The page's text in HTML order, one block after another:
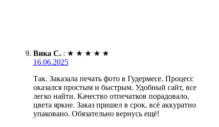
Вика С. : ★ ★ ★ ★ ★
16.06.2025
Так. Заказала печать фото в Гудермесе. Процесс
оказался простым и быстрым. Удобный сайт, все
легко найти. Качество отпечатков порадовало,
цвета яркие. Заказ пришел в срок, всё аккуратно
упаковано. Обязательно вернусь ещё!